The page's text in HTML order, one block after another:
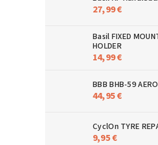
27,99 €
Basil FIXED
HOLDER
14,99 €
BBB BHB-59
44,95 €
CyclOn TYRE
9,95 €